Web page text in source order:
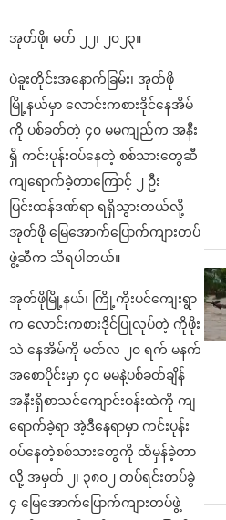
အုတ်ဖို၊ မတ် ၂၂၊ ၂၀၂၃။
ပဲခူးတိုင်းအနောက်ခြမ်း၊ အုတ်ဖို
မြို့နယ်မှာ လောင်းကစားဒိုင်နေအိမ်
ကို ပစ်ခတ်တဲ့ ၄၀ မမကျည်က အနီး
ရှိ ကင်းပုန်းဝပ်နေတဲ့ စစ်သားတွေဆီ
ကျရောက်ခဲ့တာကြောင့် ၂ ဦး
ပြင်းထန်ဒဏ်ရာ ရရှိသွားတယ်လို့
အုတ်ဖို မြေအောက်ပြောက်ကျားတပ်
ဖွဲ့ဆီက သိရပါတယ်။
အုတ်ဖိုမြို့နယ်၊ ကြို့ကိုးပင်ကျေးရွာ
က လောင်းကစားဒိုင်ပြုလုပ်တဲ့ ကိုဖိုး
သဲ နေအိမ်ကို မတ်လ ၂၀ ရက် မနက်
အစောပိုင်းမှာ ၄၀ မမနဲ့ပစ်ခတ်ချိန်
အနီးရှိစာသင်ကျောင်းဝန်းထဲကို ကျ
ရောက်ခဲ့ရာ အဲ့ဒီနေရာမှာ ကင်းပုန်း
ဝပ်နေတဲ့စစ်သားတွေကို ထိမှန်ခဲ့တာ
လို့ အမှတ် ၂၊ ၃၈၀၂ တပ်ရင်းတပ်ခွဲ
၄ မြေအောက်ပြောက်ကျားတပ်ဖွဲ့